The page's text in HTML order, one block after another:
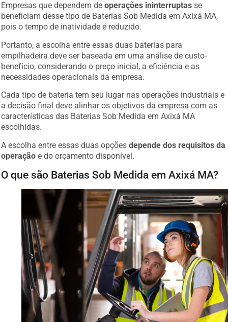
Empresas que dependem deoperações ininterruptas se
beneficiam desse tipo de Baterias Sob Medida em Axixá MA,
pois o tempo de inatividade é reduzido.
Portanto, a escolha entre essas duas baterias para
empilhadeira deve ser baseada em uma análise de custo-
benefício, considerando o preço inicial, a eficiência e as
necessidades operacionais da empresa.
Cada tipo de bateria tem seu lugar nas operações industriais e
a decisão final deve alinhar os objetivos da empresa com as
características das Baterias Sob Medida em Axixá MA
escolhidas.
A escolha entre essas duas opçõesdepende dos requisitos da
operação e do orçamento disponível.
O que são Baterias Sob Medida em Axixá MA?